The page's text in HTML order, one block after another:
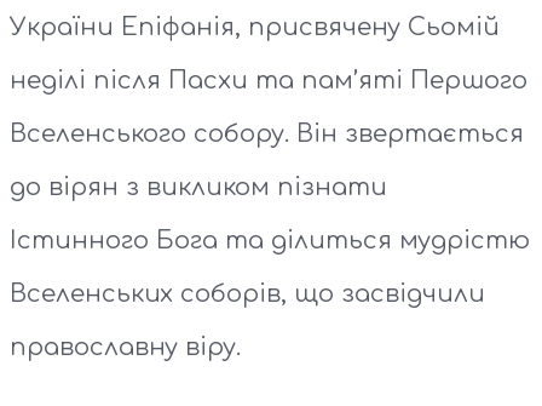
України Епіфанія, присвячену Сьомій
неділі після Пасхи та пам’яті Першого
Вселенського собору. Він звертається
до вірян з викликом пізнати
Істинного Бога та ділиться мудрістю
Вселенських соборів, що засвідчили
православну віру.